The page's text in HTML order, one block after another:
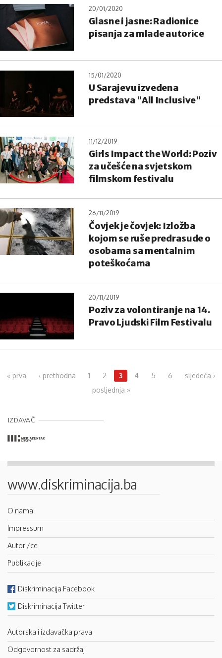
20/01/2020
Glasne i jasne: Radionice
pisanja za mlade autorice
15/01/2020
U Sarajevu izvedena
predstava "All Inclusive"
11/12/2019
Girls Impact the World: Poziv
za učešće na svjetskom
filmskom festivalu
26/11/2019
Čovjek je čovjek: Izložba
kojom se ruše predrasude o
osobama sa mentalnim
poteškoćama
20/11/2019
Poziv za volontiranje na 14.
Pravo Ljudski Film Festivalu
« prva ‹ prethodna 1 2 3 4 5 6
sljedeća ›
posljednja »
IZDAVAČ
www.diskriminacija.ba
O nama
Impressum
Autori/ce
Publikacije
Diskriminacija Facebook
Diskriminacija Twitter
Autorska i izdavačka prava
Odgovornost za sadržaj